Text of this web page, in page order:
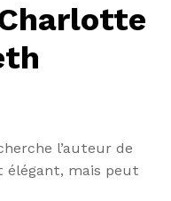
l’auteur de
élégant, mais peut